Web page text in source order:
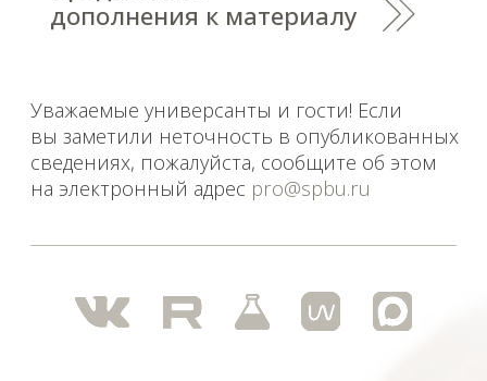
На данном информационном ресурсе могут быть
опубликованы архивные материалы с упоминанием
физических и юридических лиц, включенных
Российской Федерации.
Политика СПбГУ в отношении обработки
персональных данных